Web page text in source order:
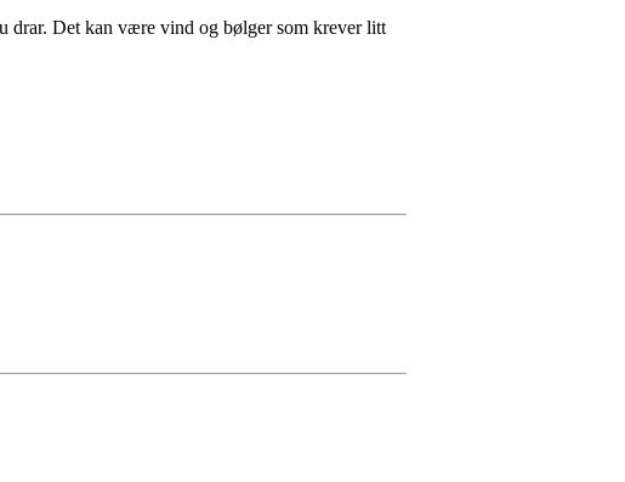
drar. Det kan være vind og bølger som krever litt